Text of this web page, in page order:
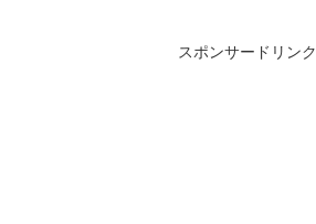
スポンサードリンク